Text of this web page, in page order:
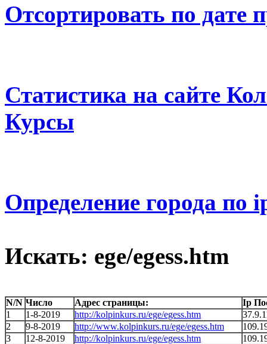
Отсортировать по дате
Статистика на сайте
Курсы
Определение города по
Искать: ege/egess.htm
N/N Число Адрес страницы:
Ip
1
1-8-2019 http://kolpinkurs.ru/ege/egess.htm
2
9-8-2019 http://www.kolpinkurs.ru/ege/egess.htm
3
12-8-2019 http://kolpinkurs.ru/ege/egess.htm